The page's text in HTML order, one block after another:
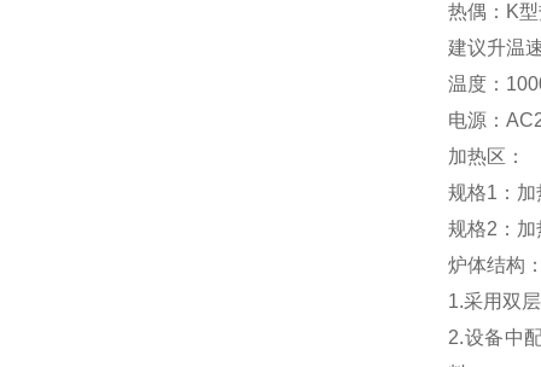
热偶：K
建议升温
温度：
电源：
加热区：
规格1：
规格2：
炉体结构
1.采用双
2.设备中